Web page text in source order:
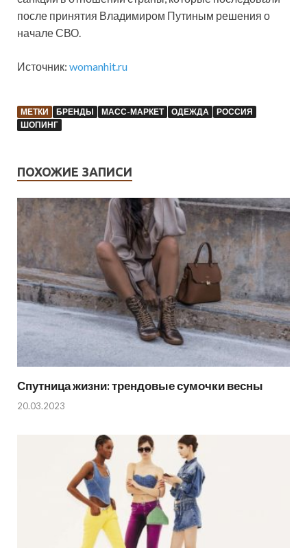
после принятия Владимиром Путиным решения о
начале СВО.
Источник: womanhit.ru
МЕТКИ БРЕНДЫ МАСС-МАРКЕТ ОДЕЖДА
РОССИЯ
ШОПИНГ
ПОХОЖИЕ ЗАПИСИ
Спутница жизни: трендовые сумочки весны
20.03.2023